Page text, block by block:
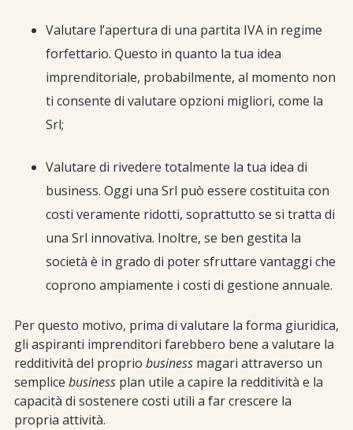
Valutare l’apertura di una partita IVA in regime
forfettario. Questo in quanto la tua idea
imprenditoriale, probabilmente, al momento non
ti consente di valutare opzioni migliori, come la
Srl;
Valutare di rivedere totalmente la tua idea di
business. Oggi una Srl può essere costituita con
costi veramente ridotti, soprattutto se si tratta di
una Srl innovativa. Inoltre, se ben gestita la
società è in grado di poter sfruttare vantaggi che
coprono ampiamente i costi di gestione annuale.
Per questo motivo, prima di valutare la forma giuridica,
gli aspiranti imprenditori farebbero bene a valutare la
redditività del proprio business magari attraverso un
semplice business plan utile a capire la redditività e la
capacità di sostenere costi utili a far crescere la
propria attività.